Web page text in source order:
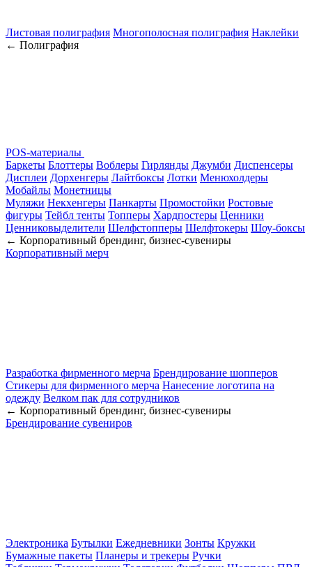
Листовая полиграфия Многополосная полиграфия Наклейки
← Полиграфия
POS-материалы
Баркеты Блоттеры Воблеры Гирлянды Джумби Диспенсеры
Дисплеи Дорхенгеры Лайтбоксы Лотки Менюхолдеры
Мобайлы Монетницы
Муляжи Некхенгеры Панкарты Промостойки Ростовые
фигуры Тейбл тенты Топперы Хардпостеры Ценники
Ценниковыделители Шелфстопперы Шелфтокеры Шоу-боксы
← Корпоративный брендинг, бизнес-сувениры
Корпоративный мерч
Разработка фирменного мерча Брендирование шопперов
Стикеры для фирменного мерча Нанесение логотипа на
одежду Велком пак для сотрудников
← Корпоративный брендинг, бизнес-сувениры
Брендирование сувениров
Электроника Бутылки Ежедневники Зонты Кружки
Бумажные пакеты Планеры и трекеры Ручки